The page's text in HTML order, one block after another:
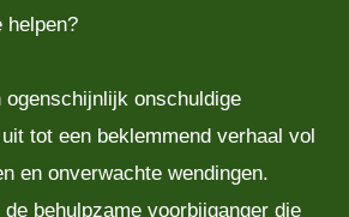
helpen?
ogenschijnlijk onschuldige
tot een beklemmend verhaal vol
en onverwachte wendingen.
behulpzame voorbijganger die